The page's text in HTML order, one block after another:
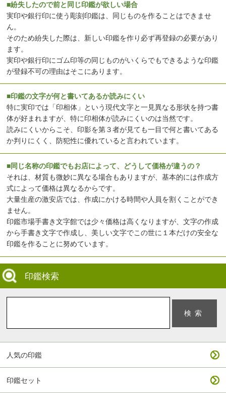
■紛失したので前と同じ印鑑が欲しい場合
実印や銀行印に使う彫刻印鑑は、同じものを作ることはできませ
ん。
そのため紛失した際は、新しい印鑑を作り必ず再登録の必要があり
ます。
実印や銀行印にゴム印等の同じものがいくらでもできるような印鑑
が登録不可の理由はそこにあります。
■印鑑の文字が何と書いてあるか読みにくい
特に実印では「印相体」という現代文字と一見異なる形状を持つ書
体が好まれますが、特に印相体が読みにくいのは当然です。
読みにくいからこそ、印影を第３者が見ても一目で何と書いてある
か判りにくく、防犯性に優れていると言われています。
■同じ名称の印鑑でもお店によって、どうして価格が違うの？
それは、材質も微妙に異なる場合もありますが、基本的には作成方
式によって価格は異なるからです。
大量生産の激安店では、作成にかける時間や人員を割くことができ
ません。
印鑑市場手書き文字館では少々価格は高くなりますが、文字の作成
から手書き文字で作成し、美しい文字でこの世に１本だけの安全な
印鑑を作ることに努めています。
印鑑検索
人気の印鑑
印鑑セット